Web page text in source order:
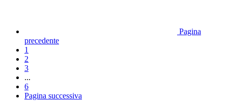
Pagina
precedente
1
2
3
...
6
Pagina successiva